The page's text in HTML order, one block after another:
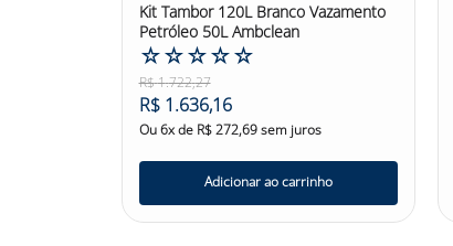
Kit Tambor 120L Branco Vazamento
Petróleo 50L Ambclean
☆☆☆☆☆
R$1.722,27
R$ 1.636,16
Ou6x de R$ 272,69sem juros
Adicionar ao carrinho